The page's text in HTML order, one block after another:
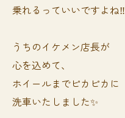
乗れるっていいですよね‼️
うちのイケメン店長が
心を込めて、
ホイールまでピカピカに
洗車いたしました✨